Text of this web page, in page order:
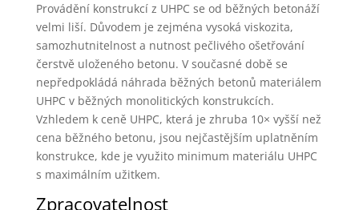
Provádění konstrukcí z UHPC se od běžných betonáží
velmi liší. Důvodem je zejména vysoká viskozita,
samozhutnitelnost a nutnost pečlivého ošetřování
čerstvě uloženého betonu. V současné době se
nepředpokládá náhrada běžných betonů materiálem
UHPC v běžných monolitických konstrukcích.
Vzhledem k ceně UHPC, která je zhruba 10× vyšší než
cena běžného betonu, jsou nejčastějším uplatněním
konstrukce, kde je využito minimum materiálu UHPC
s maximálním užitkem.
Zpracovatelnost